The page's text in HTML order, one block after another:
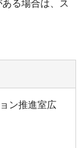
る場合は、ス
ン推進室広